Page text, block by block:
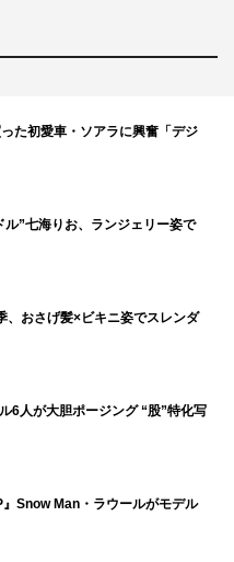
と、気概にあふれたコメ
をあおった。
ちがミライだ!!」少年忍者©テ
レビ朝日本社正面前「テ
た初愛車・ソアラに興奮「デジ
ル”七海りお、ランジェリー姿で
、おさげ髪×ビキニ姿でスレンダ
6人が大胆ポージング “股”特化写
』Snow Man・ラウールがモデル